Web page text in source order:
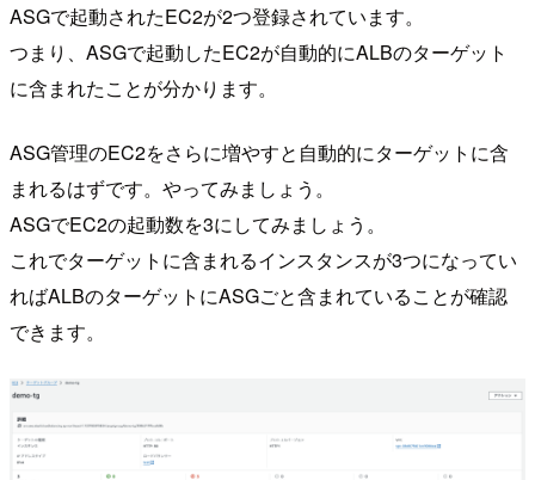
ASGで起動されたEC2が2つ登録されています。
つまり、ASGで起動したEC2が自動的にALBのターゲット
に含まれたことが分かります。
ASG管理のEC2をさらに増やすと自動的にターゲットに含
まれるはずです。やってみましょう。
ASGでEC2の起動数を3にしてみましょう。
これでターゲットに含まれるインスタンスが3つになってい
ればALBのターゲットにASGごと含まれていることが確認
できます。